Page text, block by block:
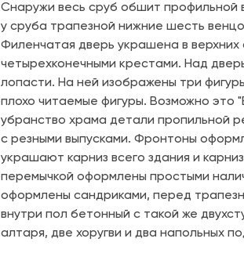
Снаружи весь сруб обшит профильной
у сруба трапезной нижние шесть
Филенчатая дверь украшена в
четырехконечными крестами. Над
лопасти. На ней изображены три
плохо читаемые фигуры. Возможно
убранство храма детали пропильной
с резными выпусками. Фронтоны
украшают карниз всего здания и
перемычкой оформлены простыми
оформлены сандриками, перед
внутри пол бетонный с такой же
алтаря, две хоругви и два напольных